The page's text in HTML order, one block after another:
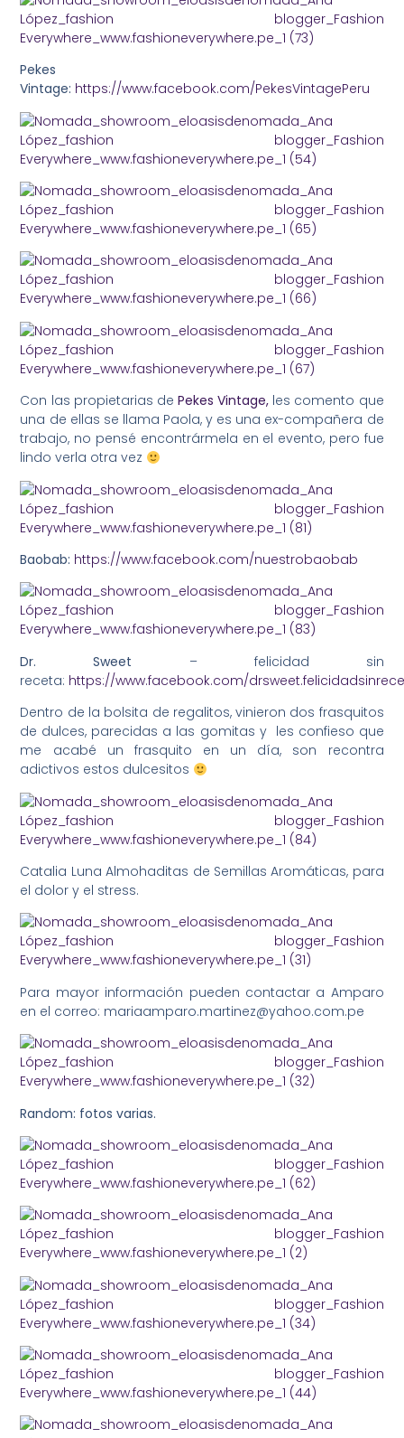
Pekes
Vintage: https://www.facebook.com/PekesVintagePeru
Con las propietarias de Pekes Vintage, les comento que
una de ellas se llama Paola, y es una ex-compañera de
trabajo, no pensé encontrármela en el evento, pero fue
lindo verla otra vez
Baobab: https://www.facebook.com/nuestrobaobab
Dr. Sweet – felicidad sin
receta: https://www.facebook.com/
Dentro de la bolsita de regalitos, vinieron dos frasquitos
de dulces, parecidas a las gomitas y les confieso que
me acabé un frasquito en un día, son recontra
adictivos estos dulcesitos
Catalia Luna Almohaditas de Semillas Aromáticas, para
el dolor y el stress.
Para mayor información pueden contactar a Amparo
en el correo: mariaamparo.martinez@yahoo.com.pe
Random: fotos varias.